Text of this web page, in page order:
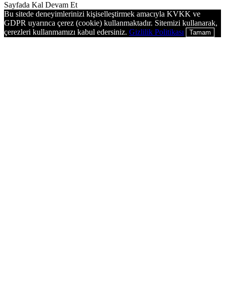
Sayfada Kal Devam Et
Bu sitede deneyimlerinizi kişiselleştirmek amacıyla KVKK ve
GDPR uyarınca çerez (cookie) kullanmaktadır. Sitemizi kullanarak,
çerezleri kullanmamızı kabul edersiniz. Gizlilik Politikası Tamam